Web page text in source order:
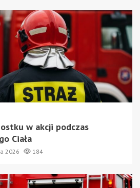
w akcji podczas
Ciała
2026 184